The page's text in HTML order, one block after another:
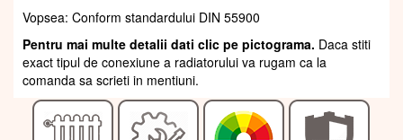
Vopsea: Conform standardului DIN 55900
Pentru mai multe detalii dati clic pe pictograma. Daca stiti
exact tipul de conexiune a radiatorului va rugam ca la
comanda sa scrieti in mentiuni.